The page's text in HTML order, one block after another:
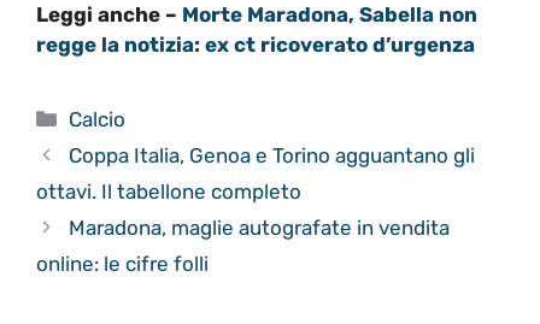
Leggi anche – Morte Maradona, Sabella non
regge la notizia: ex ct ricoverato d’urgenza
Categorie
Calcio
Coppa Italia, Genoa e Torino agguantano gli
ottavi. Il tabellone completo
Maradona, maglie autografate in vendita
online: le cifre folli